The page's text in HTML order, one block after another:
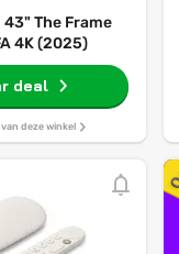
The Frame
4K (2025)
deal
deze winkel